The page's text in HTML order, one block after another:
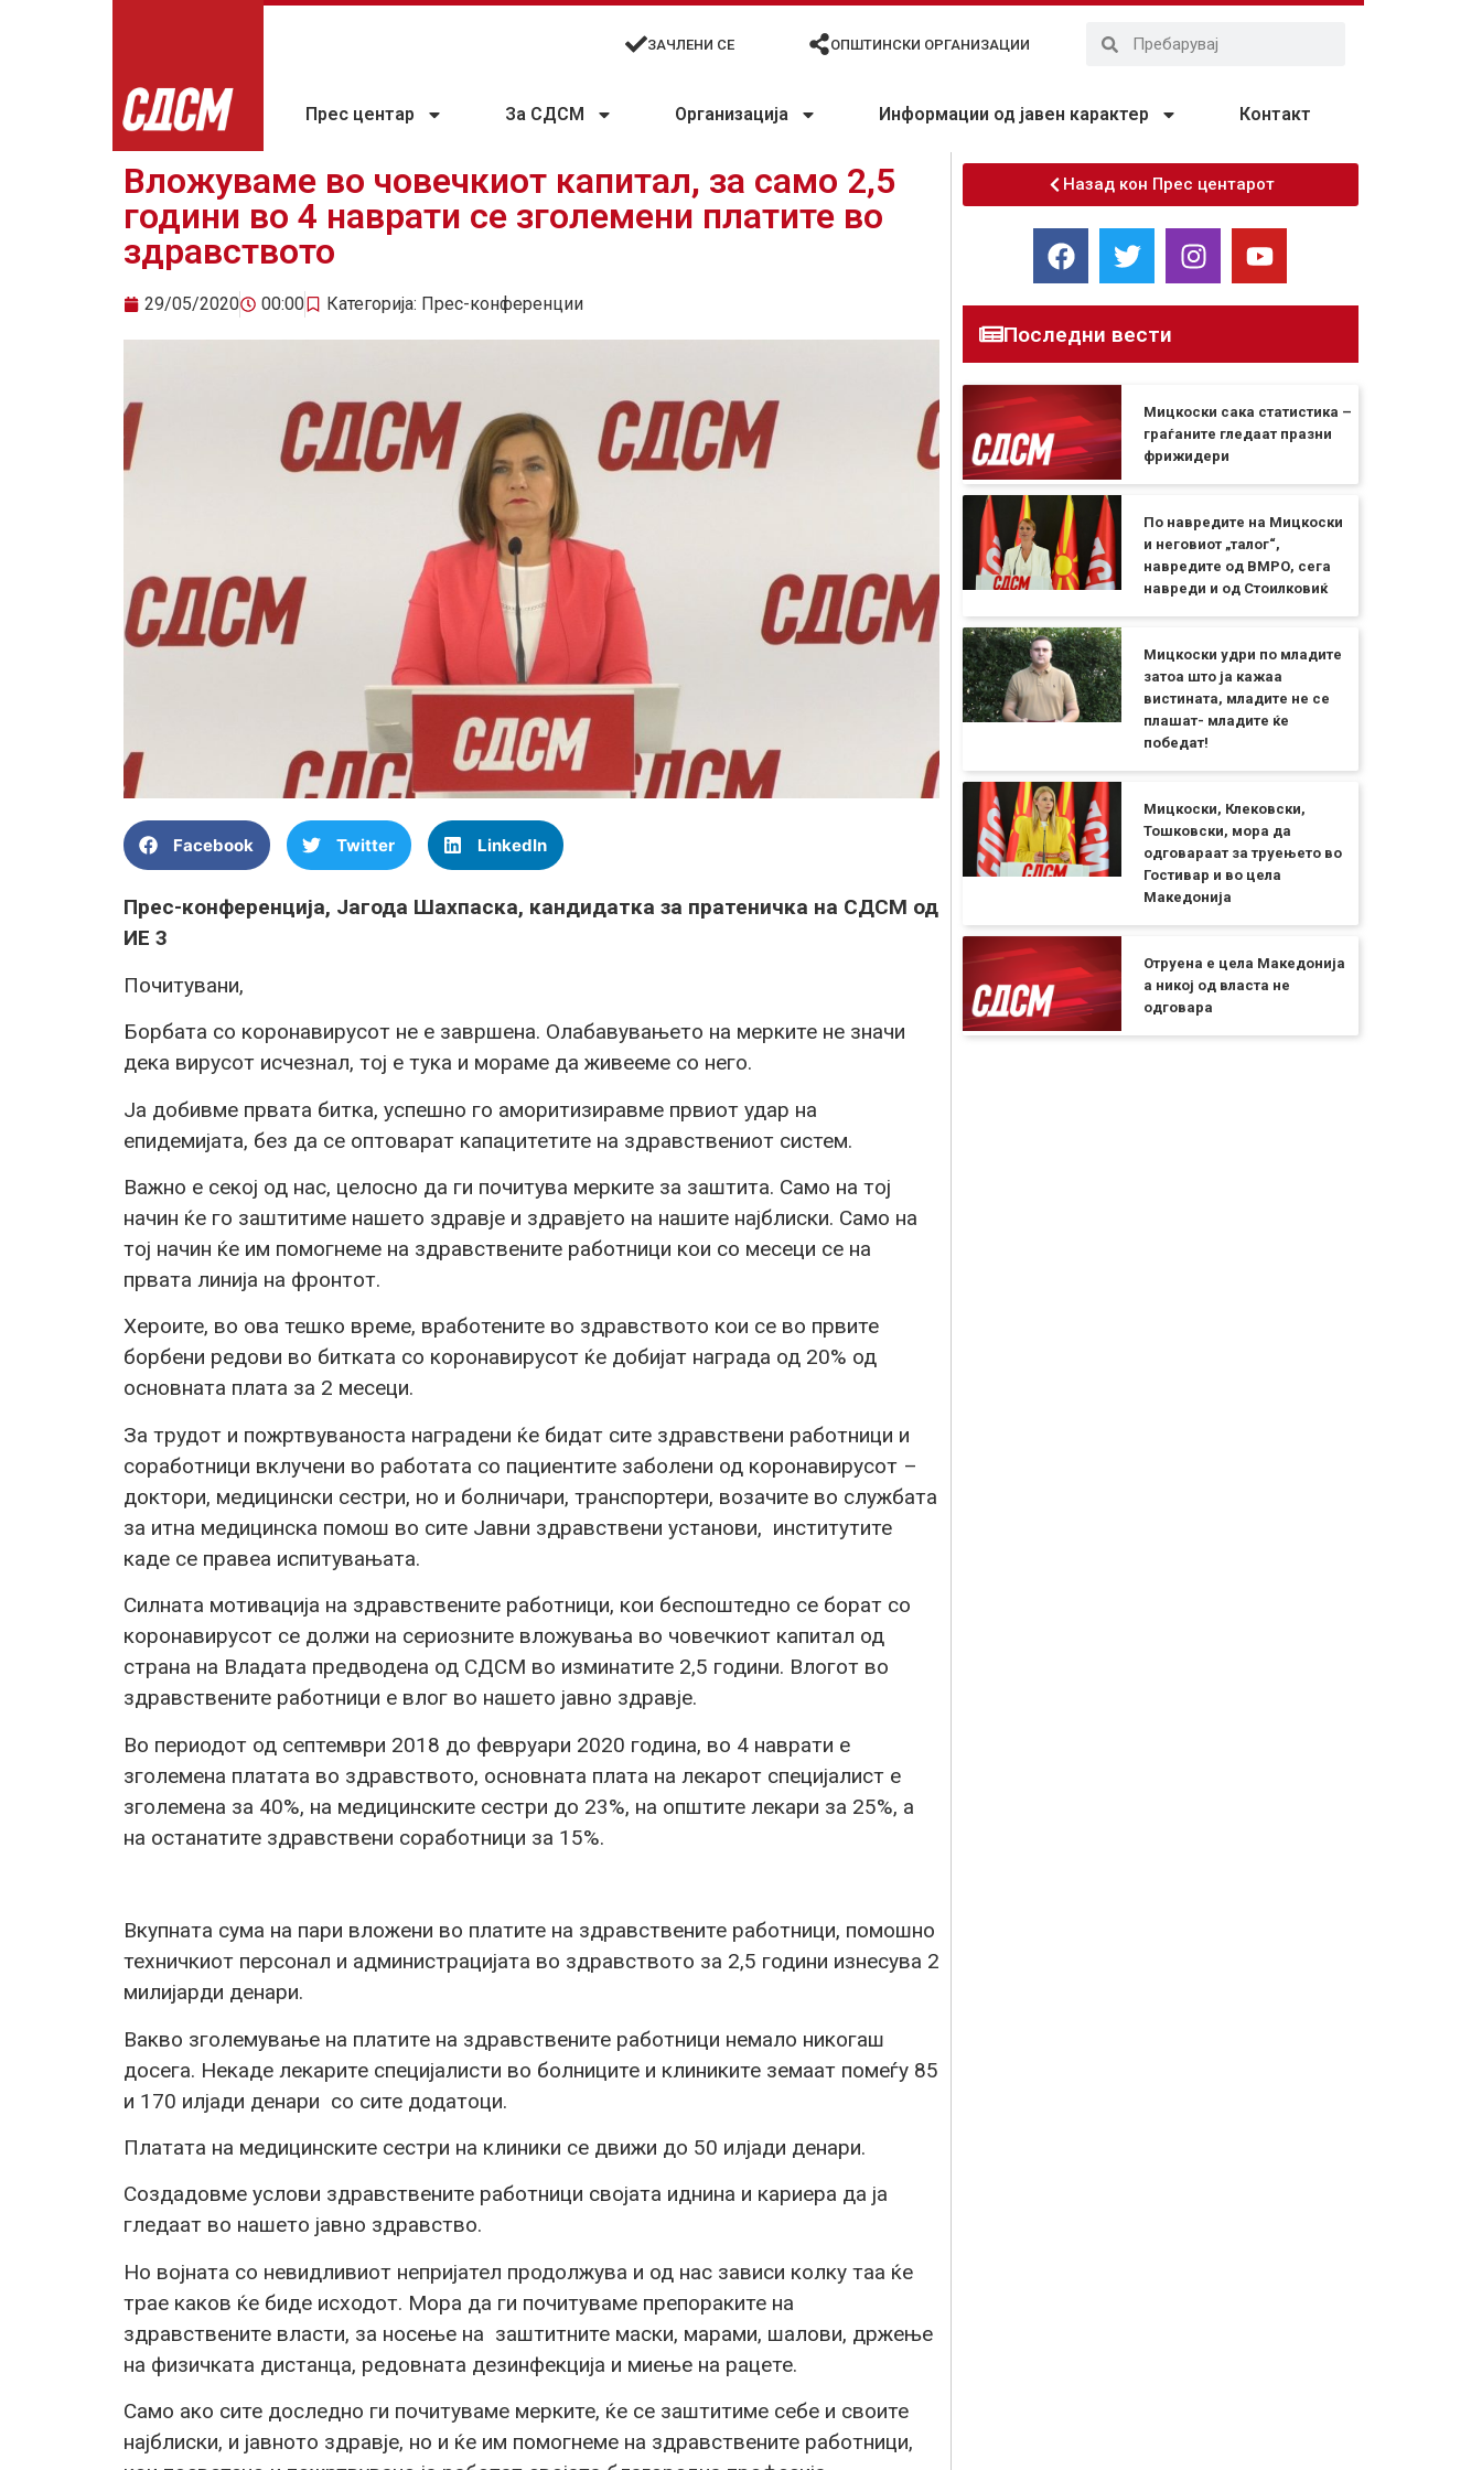
ЗАЧЛЕНИ СЕ ОПШТИНСКИ ОРГАНИЗАЦИИ
Прес центар За СДСМ Организација Информации од јавен карактер Контакт
Вложуваме во човечкиот капитал, за само 2,5
години во 4 наврати се зголемени платите во
здравството
29/05/2020 00:00 Категорија: Прес-конференции
Facebook Twitter LinkedIn
Прес-конференција, Јагода Шахпаска, кандидатка за пратеничка на СДСМ од
ИЕ 3
Почитувани,
Борбата со коронавирусот не е завршена. Олабавувањето на мерките не значи
дека вирусот исчезнал, тој е тука и мораме да живееме со него.
Ја добивме првата битка, успешно го аморитизиравме првиот удар на
епидемијата, без да се оптоварат капацитетите на здравствениот систем.
Важно е секој од нас, целосно да ги почитува мерките за заштита. Само на тој
начин ќе го заштитиме нашето здравје и здравјето на нашите најблиски. Само на
тој начин ќе им помогнеме на здравствените работници кои со месеци се на
првата линија на фронтот.
Хероите, во ова тешко време, вработените во здравството кои се во првите
борбени редови во битката со коронавирусот ќе добијат награда од 20% од
основната плата за 2 месеци.
За трудот и пожртвуваноста наградени ќе бидат сите здравствени работници и
соработници вклучени во работата со пациентите заболени од коронавирусот –
доктори, медицински сестри, но и болничари, транспортери, возачите во службата
за итна медицинска помош во сите Јавни здравствени установи, институтите
каде се правеа испитувањата.
Силната мотивација на здравствените работници, кои беспоштедно се борат со
коронавирусот се должи на сериозните вложувања во човечкиот капитал од
страна на Владата предводена од СДСМ во изминатите 2,5 години. Влогот во
здравствените работници е влог во нашето јавно здравје.
Во периодот од септември 2018 до февруари 2020 година, во 4 наврати е
зголемена платата во здравството, основната плата на лекарот специјалист е
зголемена за 40%, на медицинските сестри до 23%, на општите лекари за 25%, а
на останатите здравствени соработници за 15%.
Вкупната сума на пари вложени во платите на здравствените работници, помошно
техничкиот персонал и администрацијата во здравството за 2,5 години изнесува 2
милијарди денари.
Вакво зголемување на платите на здравствените работници немало никогаш
досега. Некаде лекарите специјалисти во болниците и клиниките земаат помеѓу 85
и 170 илјади денари со сите додатоци.
Платата на медицинските сестри на клиники се движи до 50 илјади денари.
Создадовме услови здравствените работници својата иднина и кариера да ја
гледаат во нашето јавно здравство.
Но војната со невидливиот непријател продолжува и од нас зависи колку таа ќе
трае каков ќе биде исходот. Мора да ги почитуваме препораките на
здравствените власти, за носење на заштитните маски, марами, шалови, држење
на физичката дистанца, редовната дезинфекција и миење на рацете.
Само ако сите доследно ги почитуваме мерките, ќе се заштитиме себе и своите
најблиски, и јавното здравје, но и ќе им помогнеме на здравствените работници,
Назад кон Прес центарот
Последни вести
Мицкоски сака статистика –
граѓаните гледаат празни
фрижидери
По навредите на Мицкоски
и неговиот „талог“,
навредите од ВМРО, сега
навреди и од Стоилковиќ
Мицкоски удри по младите
затоа што ја кажаа
вистината, младите не се
плашат- младите ќе
победат!
Мицкоски, Клековски,
Тошковски, мора да
одговараат за труењето во
Гостивар и во цела
Македонија
Отруена е цела Македонија
а никој од власта не
одговара